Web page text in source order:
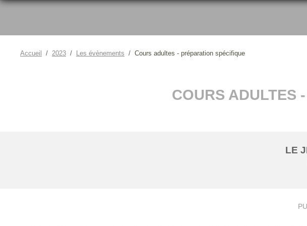
Accueil 2023 Les évènements Cours adultes - préparation spécifique
COURS ADULTES
LE